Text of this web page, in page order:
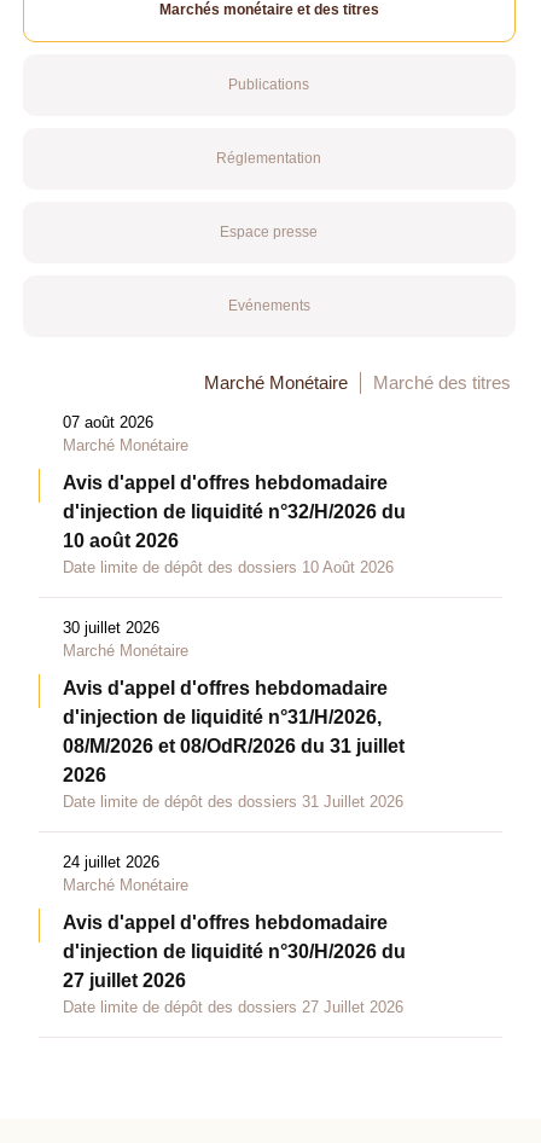
Marchés monétaire et des titres
Publications
Réglementation
Espace presse
Evénements
Marché Monétaire Marché des titres
07 août 2026
Marché Monétaire
Avis d'appel d'offres hebdomadaire
d'injection de liquidité n°32/H/2026 du
10 août 2026
Date limite de dépôt des dossiers 10 Août 2026
30 juillet 2026
Marché Monétaire
Avis d'appel d'offres hebdomadaire
d'injection de liquidité n°31/H/2026,
08/M/2026 et 08/OdR/2026 du 31 juillet
2026
Date limite de dépôt des dossiers 31 Juillet 2026
24 juillet 2026
Marché Monétaire
Avis d'appel d'offres hebdomadaire
d'injection de liquidité n°30/H/2026 du
27 juillet 2026
Date limite de dépôt des dossiers 27 Juillet 2026